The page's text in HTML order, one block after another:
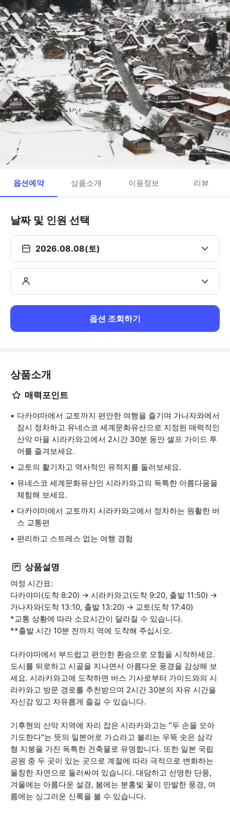
옵션예약 상품소개 이용정보 리뷰
날짜 및 인원 선택
2026.08.08(토)
옵션 조회하기
상품소개
매력포인트
다카야마에서 교토까지 편안한 여행을 즐기며 가나자와에서
잠시 정차하고 유네스코 세계문화유산으로 지정된 매력적인
산악 마을 시라카와고에서 2시간 30분 동안 셀프 가이드 투
어를 즐겨보세요.
교토의 활기차고 역사적인 유적지를 둘러보세요.
유네스코 세계문화유산인 시라카와고의 독특한 아름다움을
체험해 보세요.
다카야마에서 교토까지 시라카와고에서 정차하는 원활한 버
스 교통편
편리하고 스트레스 없는 여행 경험
상품설명
여정 시간표:
다카야마(도착 8:20) → 시라카와고(도착 9:20, 출발 11:50) →
가나자와(도착 13:10, 출발 13:20) → 교토(도착 17:40)
*교통 상황에 따라 소요시간이 달라질 수 있습니다.
**출발 시간 10분 전까지 역에 도착해 주십시오.
다카야마에서 부드럽고 편안한 환승으로 모험을 시작하세요.
도시를 뒤로하고 시골을 지나면서 아름다운 풍경을 감상해 보
세요. 시라카와고에 도착하면 버스 기사로부터 가이드와의 시
라카와고 방문 경로를 추천받으며 2시간 30분의 자유 시간을
자신감 있고 자유롭게 즐길 수 있습니다.
기후현의 산악 지역에 자리 잡은 시라카와고는 "두 손을 모아
기도한다"는 뜻의 일본어로 가쇼라고 불리는 우뚝 솟은 삼각
형 지붕을 가진 독특한 건축물로 유명합니다. 또한 일본 국립
공원 중 두 곳이 있는 곳으로 계절에 따라 극적으로 변화하는
울창한 자연으로 둘러싸여 있습니다. 대담하고 선명한 단풍,
겨울에는 아름다운 설경, 봄에는 분홍빛 꽃이 만발한 풍경, 여
름에는 싱그러운 신록을 볼 수 있습니다.